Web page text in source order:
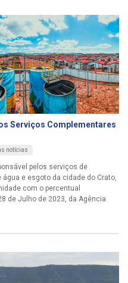
Serviços Complementares
notícias
pelos serviços de
e esgoto da cidade do Crato,
com o percentual
de Julho de 2023, da Agência